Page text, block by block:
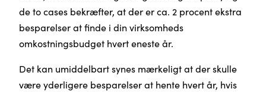
de to cases bekræfter, at der er ca. 2 procent ekstra
besparelser at finde i din virksomheds
omkostningsbudget hvert eneste år.
Det kan umiddelbart synes mærkeligt at der skulle
være yderligere besparelser at hente hvert år, hvis